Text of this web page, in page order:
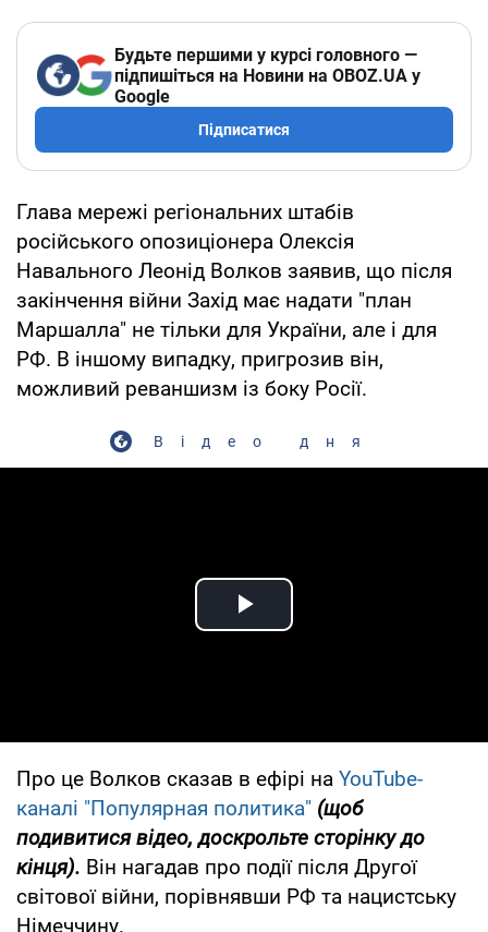
Будьте першими у курсі головного —
підпишіться на Новини на OBOZ.UA у
Google
Підписатися
Глава мережі регіональних штабів
російського опозиціонера Олексія
Навального Леонід Волков заявив, що після
закінчення війни Захід має надати "план
Маршалла" не тільки для України, але і для
РФ. В іншому випадку, пригрозив він,
можливий реваншизм із боку Росії.
Відео дня
Play Video
Про це Волков сказав в ефірі на YouTube-
каналі "Популярная политика" (щоб
подивитися відео, доскрольте сторінку до
кінця). Він нагадав про події після Другої
світової війни, порівнявши РФ та нацистську
Німеччину.